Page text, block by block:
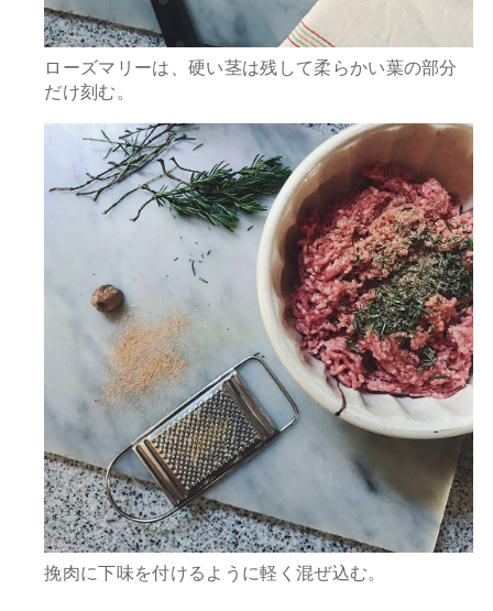
ローズマリーは、硬い茎は残して柔らかい葉の部分
だけ刻む。
挽肉に下味を付けるように軽く混ぜ込む。